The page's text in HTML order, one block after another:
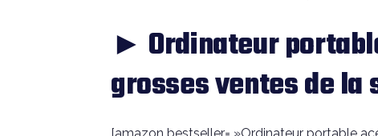
► Ordinateur
grosses ventes de la